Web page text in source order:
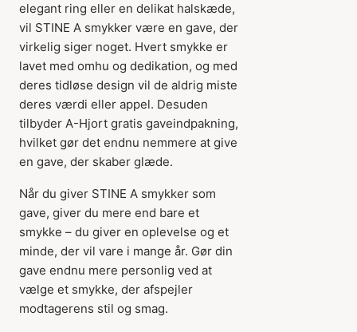
elegant ring eller en delikat halskæde,
vil STINE A smykker være en gave, der
virkelig siger noget. Hvert smykke er
lavet med omhu og dedikation, og med
deres tidløse design vil de aldrig miste
deres værdi eller appel. Desuden
tilbyder A-Hjort gratis gaveindpakning,
hvilket gør det endnu nemmere at give
en gave, der skaber glæde.
Når du giver STINE A smykker som
gave, giver du mere end bare et
smykke – du giver en oplevelse og et
minde, der vil vare i mange år. Gør din
gave endnu mere personlig ved at
vælge et smykke, der afspejler
modtagerens stil og smag.